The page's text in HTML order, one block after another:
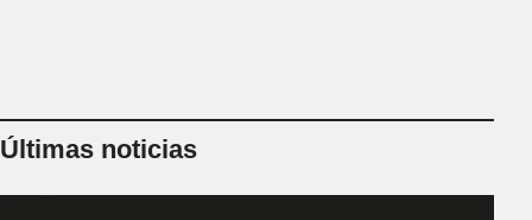
Últimas noticias